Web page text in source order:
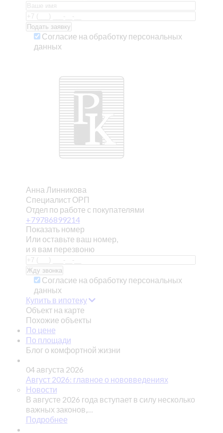
Согласие на обработку персональных
данных
Анна Линникова
Специалист ОРП
Отдел по работе с покупателями
+79786899214
Показать номер
Или оставьте ваш номер,
и я вам перезвоню
Согласие на обработку персональных
данных
Купить в ипотеку
Объект на карте
Похожие объекты
По цене
По площади
Блог о комфортной жизни
04 августа 2026
Август 2026: главное о нововведениях
Новости
В августе 2026 года вступает в силу несколько
важных законов,…
Подробнее